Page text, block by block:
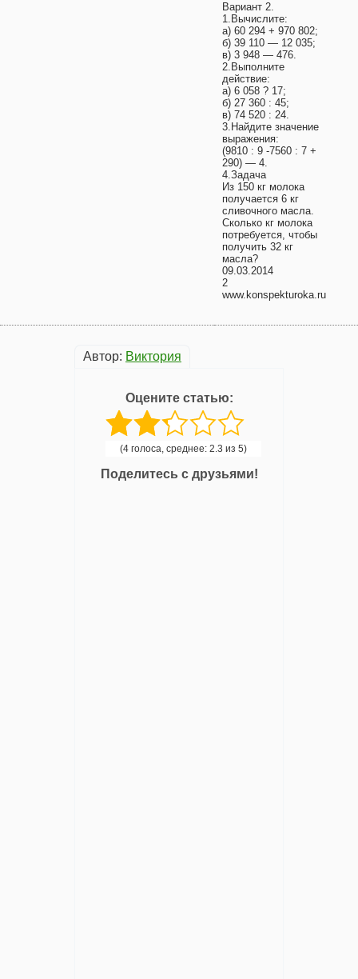
Вариант 2.
1.Вычислите:
а) 60 294 + 970 802;
б) 39 110 — 12 035;
в) 3 948 — 476.
2.Выполните
действие:
а) 6 058 ? 17;
б) 27 360 : 45;
в) 74 520 : 24.
3.Найдите значение
выражения:
(9810 : 9 -7560 : 7 +
290) — 4.
4.Задача
Из 150 кг молока
получается 6 кг
сливочного масла.
Сколько кг молока
потребуется, чтобы
получить 32 кг
масла?
09.03.2014
2
www.konspekturoka.ru
Автор: Виктория
Оцените статью:
(4 голоса, среднее: 2.3 из 5)
Поделитесь с друзьями!